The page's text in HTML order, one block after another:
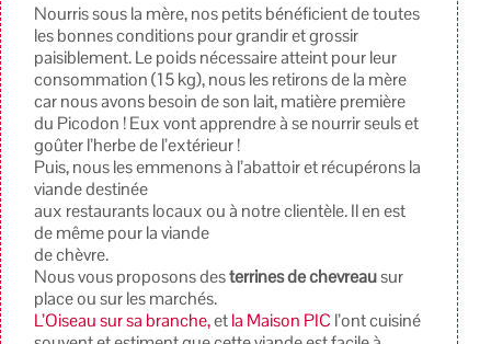
Nourris sous la mère, nos petits bénéficient de toutes
les bonnes conditions pour grandir et grossir
paisiblement. Le poids nécessaire atteint pour leur
consommation (15 kg), nous les retirons de la mère
car nous avons besoin de son lait, matière première
du Picodon ! Eux vont apprendre à se nourrir seuls et
goûter l’herbe de l’extérieur !
Puis, nous les emmenons à l’abattoir et récupérons la
viande destinée
aux restaurants locaux ou à notre clientèle. Il en est
de même pour la viande
de chèvre.
Nous vous proposons desterrines de chevreausur
place ou sur les marchés.
L’Oiseau sur sa branche,etla Maison PIC l’ont cuisiné